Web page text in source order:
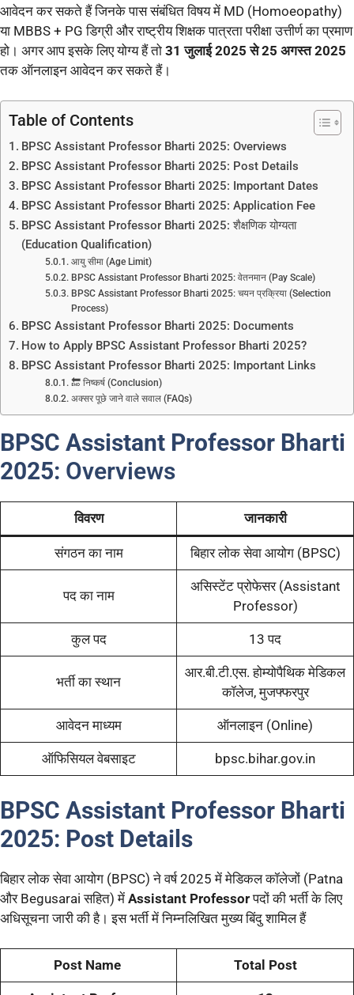
आवेदन कर सकते हैं जिनके पास संबंधित विषय में MD (Homoeopathy)
या MBBS + PG डिग्री और राष्ट्रीय शिक्षक पात्रता परीक्षा उत्तीर्ण का प्रमाण
हो। अगर आप इसके लिए योग्य हैं तो 31 जुलाई 2025 से 25 अगस्त 2025
तक ऑनलाइन आवेदन कर सकते हैं।
Table of Contents
BPSC Assistant Professor Bharti 2025: Overviews
BPSC Assistant Professor Bharti 2025: Post Details
BPSC Assistant Professor Bharti 2025: Important Dates
BPSC Assistant Professor Bharti 2025: Application Fee
BPSC Assistant Professor Bharti 2025: शैक्षणिक योग्यता
(Education Qualification)
आयु सीमा (Age Limit)
BPSC Assistant Professor Bharti 2025: वेतनमान (Pay Scale)
BPSC Assistant Professor Bharti 2025: चयन प्रक्रिया (Selection
Process)
BPSC Assistant Professor Bharti 2025: Documents
How to Apply BPSC Assistant Professor Bharti 2025?
BPSC Assistant Professor Bharti 2025: Important Links
🔚 निष्कर्ष (Conclusion)
अक्सर पूछे जाने वाले सवाल (FAQs)
BPSC Assistant Professor Bharti
2025: Overviews
विवरण जानकारी
संगठन का नाम बिहार लोक सेवा आयोग (BPSC)
पद का नाम
असिस्टेंट प्रोफेसर (Assistant
Professor)
कुल पद 13 पद
भर्ती का स्थान
आर.बी.टी.एस. होम्योपैथिक मेडिकल
कॉलेज, मुजफ्फरपुर
आवेदन माध्यम ऑनलाइन (Online)
ऑफिसियल वेबसाइट bpsc.bihar.gov.in
BPSC Assistant Professor Bharti
2025: Post Details
बिहार लोक सेवा आयोग (BPSC) ने वर्ष 2025 में मेडिकल कॉलेजों (Patna
और Begusarai सहित) में Assistant Professorपदों की भर्ती के लिए
अधिसूचना जारी की है। इस भर्ती में निम्नलिखित मुख्य बिंदु शामिल हैं
Post Name Total Post